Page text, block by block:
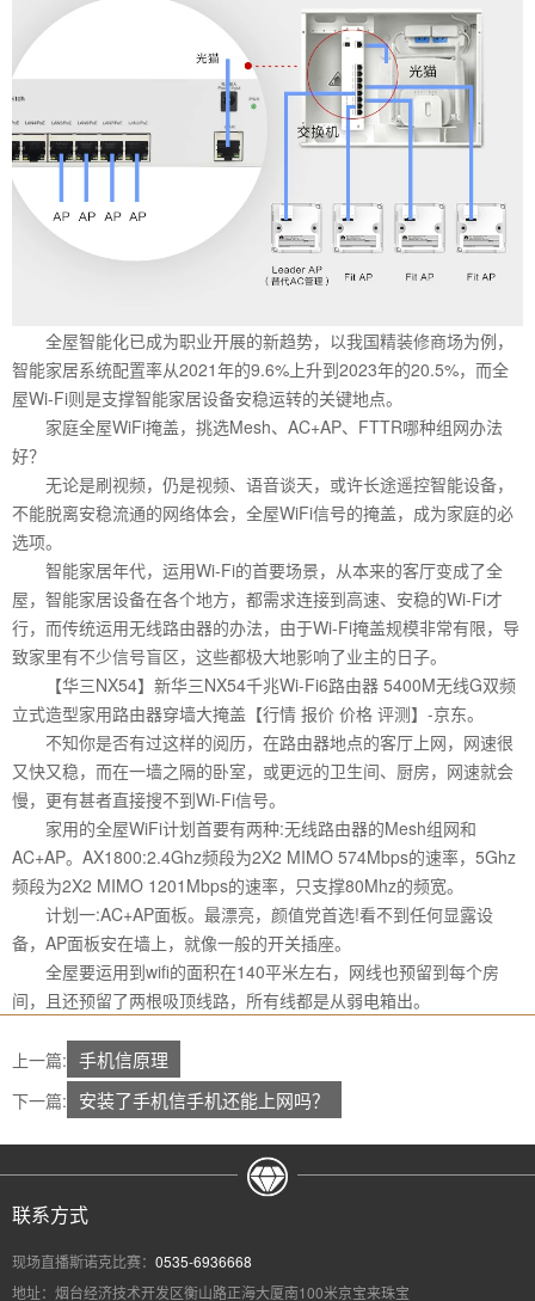
全屋智能化已成为职业开展的新趋势，以我国精装修商场为例，
智能家居系统配置率从2021年的9.6%上升到2023年的20.5%，而全
屋Wi-Fi则是支撑智能家居设备安稳运转的关键地点。
家庭全屋WiFi掩盖，挑选Mesh、AC+AP、FTTR哪种组网办法
好？
无论是刷视频，仍是视频、语音谈天，或许长途遥控智能设备，
不能脱离安稳流通的网络体会，全屋WiFi信号的掩盖，成为家庭的必
选项。
智能家居年代，运用Wi-Fi的首要场景，从本来的客厅变成了全
屋，智能家居设备在各个地方，都需求连接到高速、安稳的Wi-Fi才
行，而传统运用无线路由器的办法，由于Wi-Fi掩盖规模非常有限，导
致家里有不少信号盲区，这些都极大地影响了业主的日子。
【华三NX54】新华三NX54千兆Wi-Fi6路由器 5400M无线G双频
立式造型家用路由器穿墙大掩盖【行情 报价 价格 评测】-京东。
不知你是否有过这样的阅历，在路由器地点的客厅上网，网速很
又快又稳，而在一墙之隔的卧室，或更远的卫生间、厨房，网速就会
慢，更有甚者直接搜不到Wi-Fi信号。
家用的全屋WiFi计划首要有两种:无线路由器的Mesh组网和
AC+AP。AX1800:2.4Ghz频段为2X2 MIMO 574Mbps的速率，5Ghz
频段为2X2 MIMO 1201Mbps的速率，只支撑80Mhz的频宽。
计划一:AC+AP面板。最漂亮，颜值党首选!看不到任何显露设
备，AP面板安在墙上，就像一般的开关插座。
全屋要运用到wifi的面积在140平米左右，网线也预留到每个房
间，且还预留了两根吸顶线路，所有线都是从弱电箱出。
上一篇: 手机信原理
下一篇: 安装了手机信手机还能上网吗？
联系方式
现场直播斯诺克比赛： 0535-6936668
地址：烟台经济技术开发区衡山路正海大厦南100米京宝来珠宝